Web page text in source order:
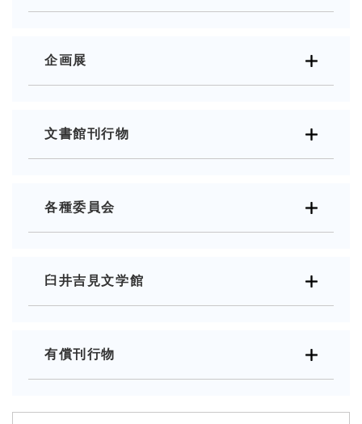
企画展
文書館刊行物
各種委員会
臼井吉見文学館
有償刊行物